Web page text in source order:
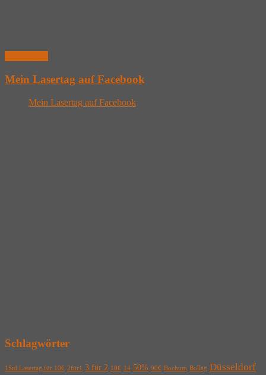
Mein Lasertag auf Facebook
Mein Lasertag auf Facebook
Schlagwörter
1Std Lasertag für 10€ 2für1 3 für 2 10€ 14 50% 90€ Bochum BoTag Düsseldorf